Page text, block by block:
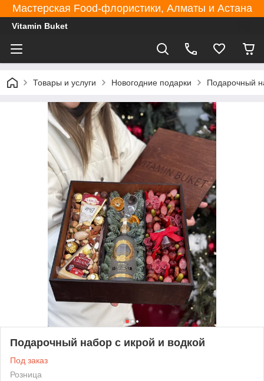
Мастерская Food-флористики, Алматы и Астана
Vitamin Buket
Товары и услуги Новогодние подарки Подарочный
Подарочный набор с икрой и водкой
Под заказ
Розница